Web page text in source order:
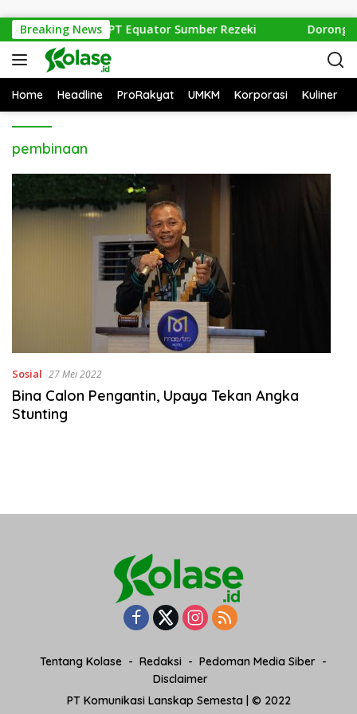
Breaking News
Hulu Evaluasi Izin PT Equator Sumber Rezeki Dorong
Home Headline ProRakyat UMKM Korporasi Kuliner
pembinaan
Sosial 27 Mei 2022
Bina Calon Pengantin, Upaya Tekan Angka
Stunting
Tentang Kolase Redaksi
Pedoman Media Siber
Disclaimer
PT Komunikasi Lanskap Semesta | © 2022